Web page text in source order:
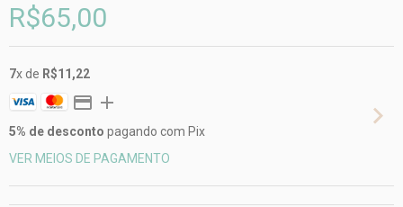
R$65,00
7x de R$11,22
5% de desconto pagando com Pix
VER MEIOS DE PAGAMENTO